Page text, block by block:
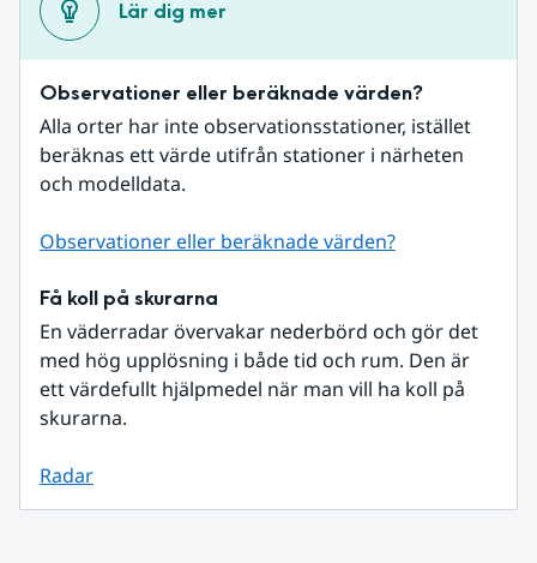
Lär dig mer
Observationer eller beräknade värden?
Alla orter har inte observationsstationer, istället
beräknas ett värde utifrån stationer i närheten
och modelldata.
Observationer eller beräknade värden?
Få koll på skurarna
En väderradar övervakar nederbörd och gör det
med hög upplösning i både tid och rum. Den är
ett värdefullt hjälpmedel när man vill ha koll på
skurarna.
Radar